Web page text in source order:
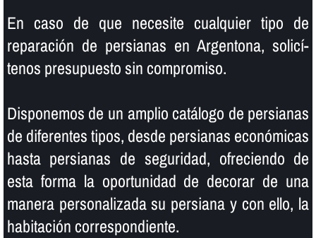
En caso de que necesite cualquier tipo de
reparación de persianas en Argentona, solicí­
tenos presupuesto sin compromiso.
Disponemos de un amplio catálogo de persianas
de diferentes tipos, desde persianas económicas
hasta persianas de seguridad, ofreciendo de
esta forma la oportunidad de decorar de una
manera personalizada su persiana y con ello, la
habitación correspondiente.